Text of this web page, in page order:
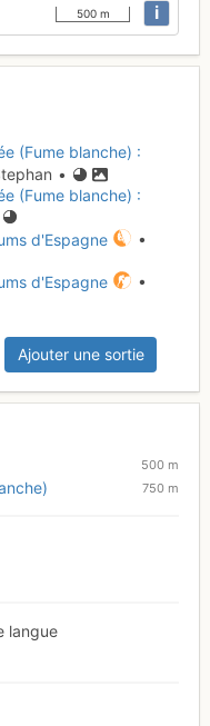
500 m i
(Fume blanche) :
•
(Fume blanche) :
d'Espagne
•
d'Espagne
•
Ajouter une sortie
500 m
750 m
langue